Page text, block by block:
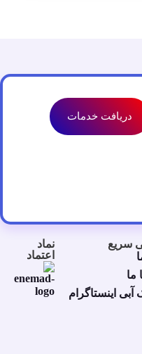
دریافت خدمات
سریع
ما
آبی اینستاگرام
نماد
اعتماد